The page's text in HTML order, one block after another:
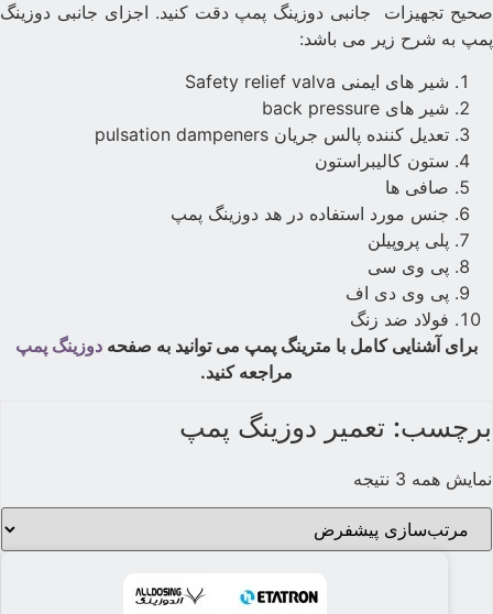
صحیح تجهیزات جانبی دوزینگ پمپ دقت کنید. اجزای جانبی دوزینگ
پمپ به شرح زیر می باشد:
شیر های ایمنی Safety relief valva
شیر های back pressure
تعدیل کننده پالس جریان pulsation dampeners
ستون کالیبراستون
صافی ها
جنس مورد استفاده در هد دوزینگ پمپ
پلی پروپیلن
پی وی سی
پی وی دی اف
فولاد ضد زنگ
برای آشنایی کامل با مترینگ پمپ می توانید به صفحه دوزینگ پمپ
مراجعه کنید.
برچسب: تعمیر دوزینگ پمپ
نمایش همه 3 نتیجه